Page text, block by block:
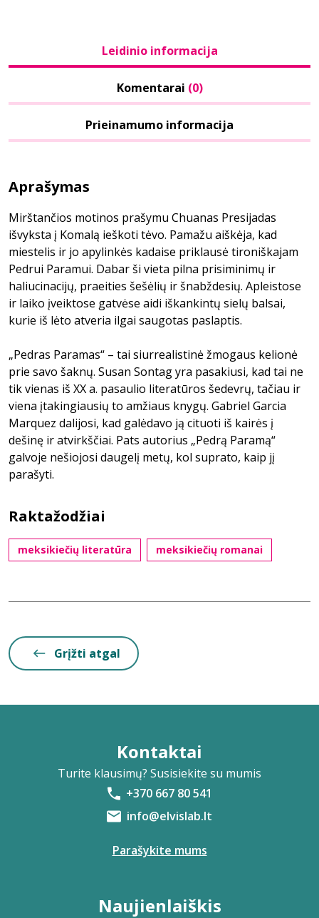
Leidinio informacija
Komentarai (0)
Prieinamumo informacija
Aprašymas
Mirštančios motinos prašymu Chuanas Presijadas
išvyksta į Komalą ieškoti tėvo. Pamažu aiškėja, kad
miestelis ir jo apylinkės kadaise priklausė tironiškajam
Pedrui Paramui. Dabar ši vieta pilna prisiminimų ir
haliucinacijų, praeities šešėlių ir šnabždesių. Apleistose
ir laiko įveiktose gatvėse aidi iškankintų sielų balsai,
kurie iš lėto atveria ilgai saugotas paslaptis.
„Pedras Paramas“ – tai siurrealistinė žmogaus kelionė
prie savo šaknų. Susan Sontag yra pasakiusi, kad tai ne
tik vienas iš XX a. pasaulio literatūros šedevrų, tačiau ir
viena įtakingiausių to amžiaus knygų. Gabriel Garcia
Marquez dalijosi, kad galėdavo ją cituoti iš kairės į
dešinę ir atvirkščiai. Pats autorius „Pedrą Paramą“
galvoje nešiojosi daugelį metų, kol suprato, kaip jį
parašyti.
Raktažodžiai
meksikiečių literatūra meksikiečių romanai
Grįžti atgal
Kontaktai
Turite klausimų? Susisiekite su mumis
+370 667 80 541
info@elvislab.lt
Parašykite mums
Naujienlaiškis